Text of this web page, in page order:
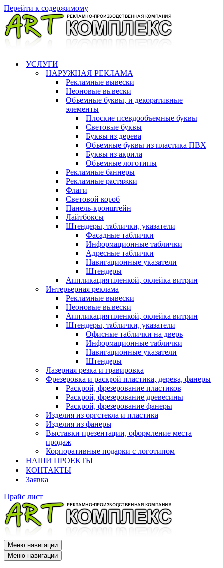
Перейти к содержимому
УСЛУГИ
НАРУЖНАЯ РЕКЛАМА
Рекламные вывески
Неоновые вывески
Объемные буквы, и декоративные
элементы
Плоские псевдообъемные буквы
Световые буквы
Буквы из дерева
Объемные буквы из пластика ПВХ
Буквы из акрила
Объемные логотипы
Рекламные баннеры
Рекламные растяжки
Флаги
Световой короб
Панель-кронштейн
Лайтбоксы
Штендеры, таблички, указатели
Фасадные таблички
Информационные таблички
Адресные таблички
Навигационные указатели
Штендеры
Аппликация пленкой, оклейка витрин
Интерьерная реклама
Рекламные вывески
Неоновые вывески
Аппликация пленкой, оклейка витрин
Штендеры, таблички, указатели
Офисные таблички на дверь
Информационные таблички
Навигационные указатели
Штендеры
Лазерная резка и гравировка
Фрезеровка и раскрой пластика, дерева, фанеры
Раскрой, фрезерование пластиков
Раскрой, фрезерование древесины
Раскрой, фрезерование фанеры
Изделия из оргстекла и пластика
Изделия из фанеры
Выставки презентации, оформление места
продаж
Корпоративные подарки с логотипом
НАШИ ПРОЕКТЫ
КОНТАКТЫ
Заявка
Прайс лист
Меню навигации
Меню навигации